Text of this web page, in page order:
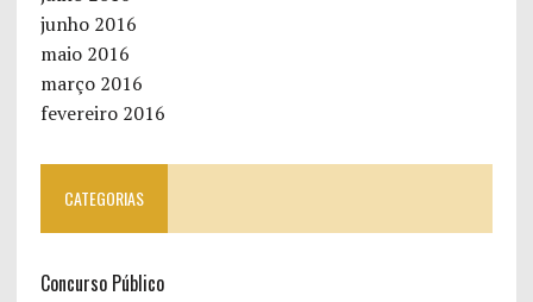
junho 2016
maio 2016
março 2016
fevereiro 2016
CATEGORIAS
Concurso Público